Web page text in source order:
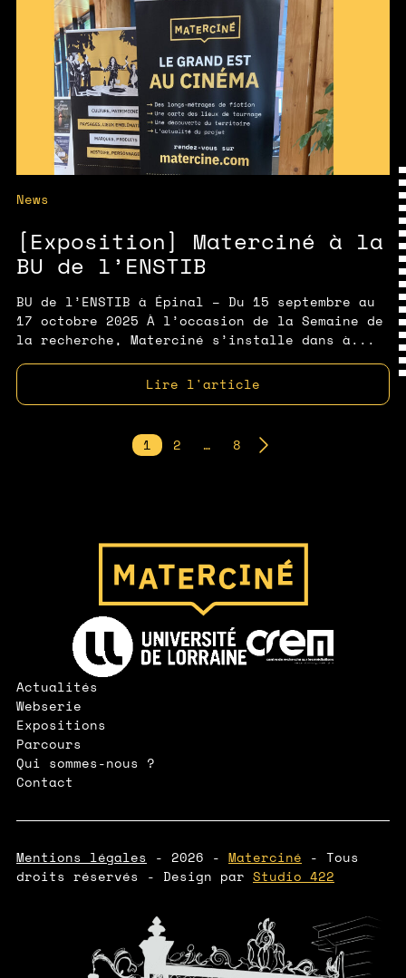
News
[Exposition] Materciné à la
BU de l’ENSTIB
BU de l’ENSTIB à Épinal – Du 15 septembre au
17 octobre 2025 À l’occasion de la Semaine de
la recherche, Materciné s’installe dans à...
Lire l'article
Pagination
1 2 … 8
Page d'accueil
Lien vers le site de l'Université de Lorraine
Lien vers le site de l'IUT CREM
Actualités
Webserie
Expositions
Parcours
Qui sommes-nous ?
Contact
Mentions légales - 2026 - Materciné - Tous
droits réservés - Design par Studio 422